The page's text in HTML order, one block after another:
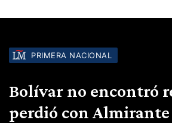
PRIMERA NACIONAL
Bolívar no encontró
perdió con